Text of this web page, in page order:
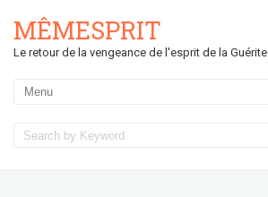
MÊMESPRIT
Le retour de la vengeance de l'esprit de la Guérite